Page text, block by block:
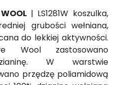
| LS1281W koszulka,
grubości wełniana,
do lekkiej aktywności.
Wool zastosowano
W warstwie
przędzę poliamidową